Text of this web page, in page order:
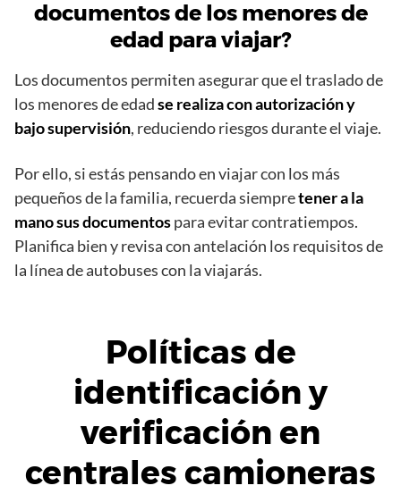
documentos de los menores de
edad para viajar?
Los documentos permiten asegurar que el traslado de
los menores de edadse realiza con autorización y
bajo supervisión, reduciendo riesgos durante el viaje.
Por ello, si estás pensando en viajar con los más
pequeños de la familia, recuerda siempretener a la
mano sus documentospara evitar contratiempos.
Planifica bien y revisa con antelación los requisitos de
la línea de autobuses con la viajarás.
Políticas de
identificación y
verificación en
centrales camioneras